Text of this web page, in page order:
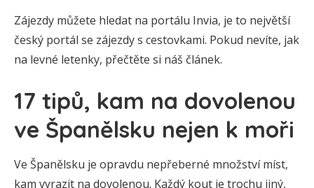
Zájezdy můžete hledat na portálu Invia, je to největší
český portál se zájezdy s cestovkami. Pokud nevíte, jak
na levné letenky, přečtěte si náš článek.
17 tipů, kam na dovolenou
ve Španělsku nejen k moři
Ve Španělsku je opravdu nepřeberné množství míst,
kam vyrazit na dovolenou. Každý kout je trochu jiný,